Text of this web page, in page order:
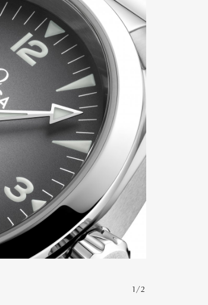
Cars Product
Culture
Lifestyle
Official Columnist
Pen tw
1/2